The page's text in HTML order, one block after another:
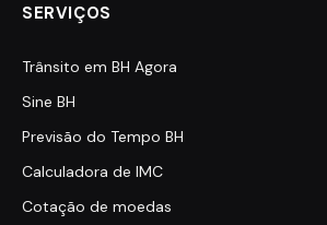
SERVIÇOS
Trânsito em BH Agora
Sine BH
Previsão do Tempo BH
Calculadora de IMC
Cotação de moedas